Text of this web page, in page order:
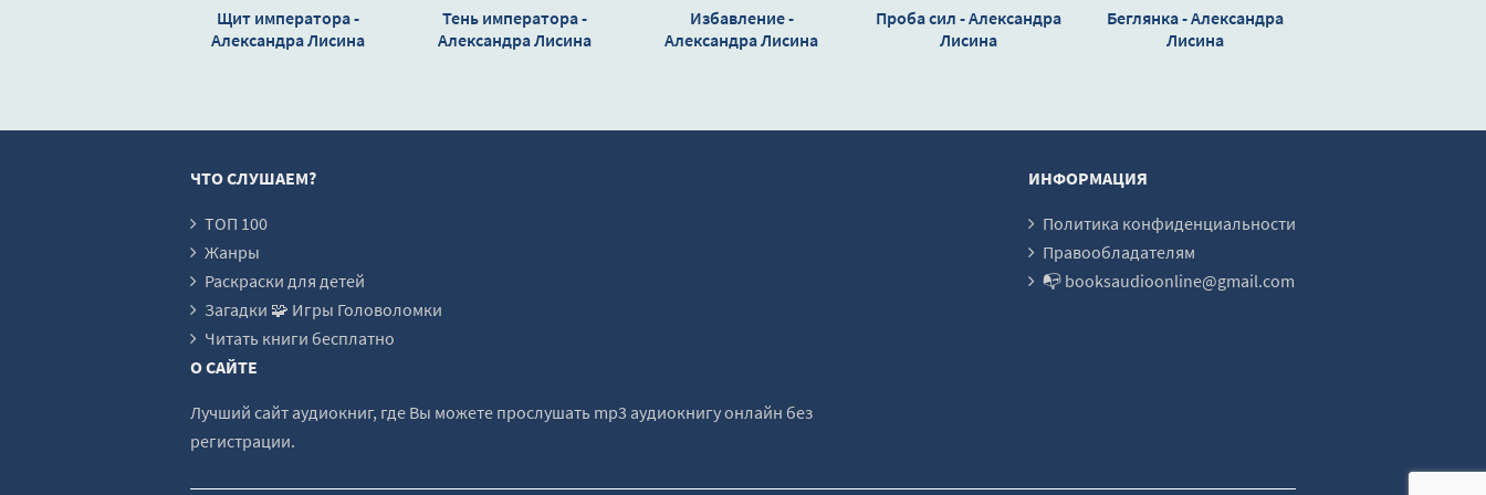
18
22
23
24
25
27
29
Щит императора -
Александра Лисина
Тень императора -
Александра Лисина
Избавление -
Александра Лисина
Проба сил - Александра
Лисина
Беглянка - Александра
Лисина
ЧТО СЛУШАЕМ?
ТОП 100
Жанры
Раскраски для детей
Загадки 🧩 Игры Головоломки
Читать книги бесплатно
ИНФОРМАЦИЯ
Политика конфиденциальности
Правообладателям
📭 booksaudioonline@gmail.com
О САЙТЕ
Лучший сайт аудиокниг, где Вы можете прослушать mp3 аудиокнигу онлайн без
регистрации.